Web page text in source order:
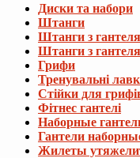
Диски та набори
Штанги
Штанги з
Штанги з
Грифи
Тренувальні
Стійки для
Фітнес гантелі
Наборные
Гантели
Жилеты